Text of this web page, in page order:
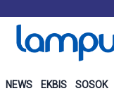
NEWS EKBIS SOSOK